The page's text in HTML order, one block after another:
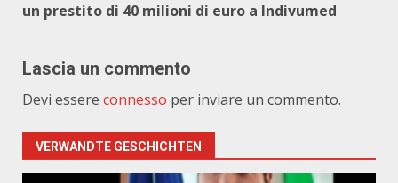
un prestito di 40 milioni di euro a Indivumed
Lascia un commento
Devi essere connesso per inviare un commento.
VERWANDTE GESCHICHTEN